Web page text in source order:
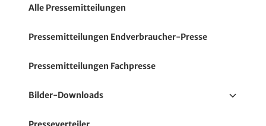
Alle Pressemitteilungen
Pressemitteilungen Endverbraucher-Presse
Pressemitteilungen Fachpresse
Bilder-Downloads
Terrassen- / Balkonmarkisen